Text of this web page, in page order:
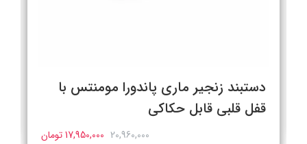
دستبند زنجیر ماری پاندورا مومنتس با
قفل قلبی قابل حکاکی
20,960,000 17,950,000 تومان